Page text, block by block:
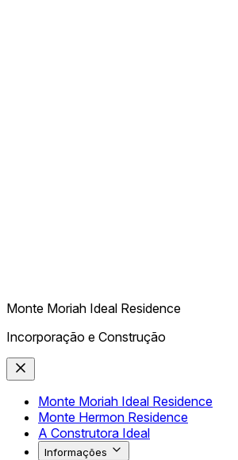
Monte Moriah Ideal Residence
Incorporação e Construção
Monte Moriah Ideal Residence
Monte Hermon Residence
A Construtora Ideal
Informações